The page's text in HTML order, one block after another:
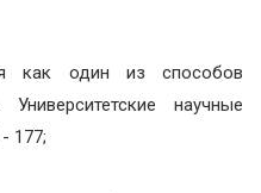
как один из способов
Университетские научные
177;